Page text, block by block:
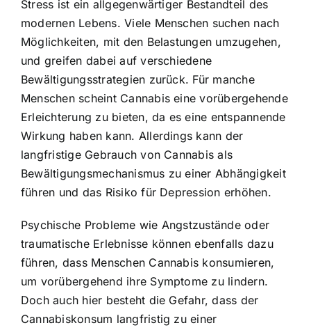
Stress ist ein allgegenwärtiger Bestandteil des
modernen Lebens. Viele Menschen suchen nach
Möglichkeiten, mit den Belastungen umzugehen,
und greifen dabei auf verschiedene
Bewältigungsstrategien zurück. Für manche
Menschen scheint Cannabis eine vorübergehende
Erleichterung zu bieten, da es eine entspannende
Wirkung haben kann. Allerdings kann der
langfristige Gebrauch von Cannabis als
Bewältigungsmechanismus zu einer Abhängigkeit
führen und das Risiko für Depression erhöhen.
Psychische Probleme wie Angstzustände oder
traumatische Erlebnisse können ebenfalls dazu
führen, dass Menschen Cannabis konsumieren,
um vorübergehend ihre Symptome zu lindern.
Doch auch hier besteht die Gefahr, dass der
Cannabiskonsum langfristig zu einer